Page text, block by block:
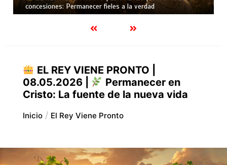
confusión
EL REY VIENE PRONTO |
08.05.2026 |
Permanecer en
Cristo: La fuente de la nueva vida
Inicio El Rey Viene Pronto